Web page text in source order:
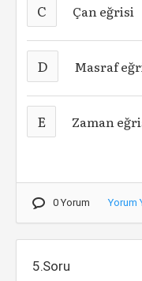
C Çan eğrisi
D Masraf
E Zaman
0 Yorum Yorum
5.Soru